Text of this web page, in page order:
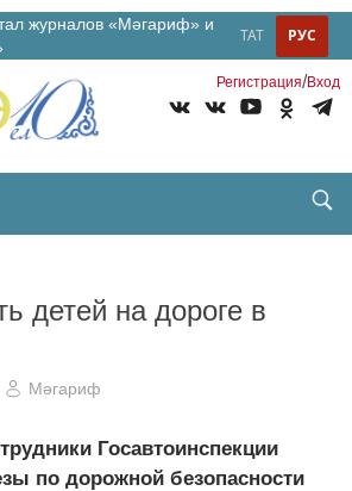
журналов «Мәгариф» и
РУС
ТАТ
Регистрация/Вход
детей на дороге в
Мәгариф
Госавтоинспекции
по дорожной безопасности